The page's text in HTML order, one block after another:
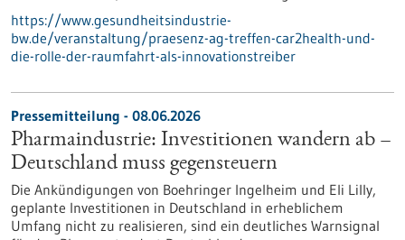
https://www.gesundheitsindustrie-
bw.de/veranstaltung/praesenz-ag-treffen-car2health-und-
die-rolle-der-raumfahrt-als-innovationstreiber
Pressemitteilung - 08.06.2026
Pharmaindustrie: Investitionen wandern ab –
Deutschland muss gegensteuern
Die Ankündigungen von Boehringer Ingelheim und Eli Lilly,
geplante Investitionen in Deutschland in erheblichem
Umfang nicht zu realisieren, sind ein deutliches Warnsignal